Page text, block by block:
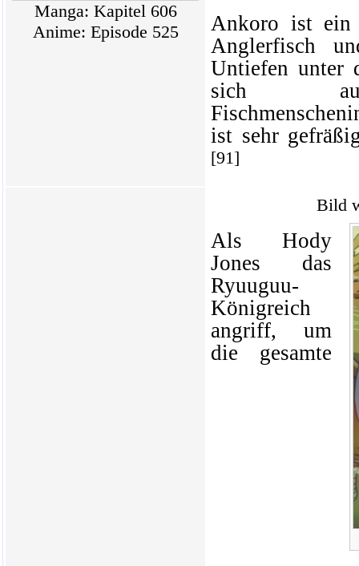
Manga: Kapitel 606
Anime: Episode 525
Ankoro ist ein
Anglerfisch
Untiefen unter
sich
ist sehr
[91]
Bild
Als Hody
Jones das
Ryuuguu-
Königreich
angriff, um
die gesamte